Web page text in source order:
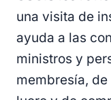
una visita de
ayuda a las
ministros y
membresía,